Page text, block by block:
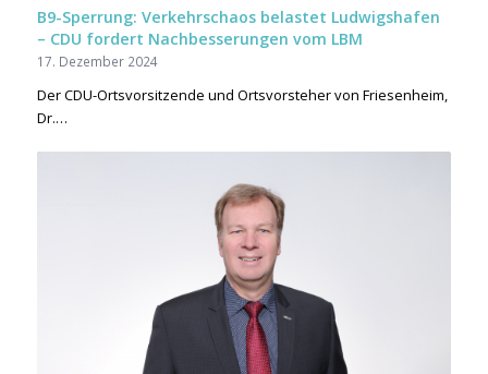
B9-Sperrung: Verkehrschaos belastet Ludwigshafen
– CDU fordert Nachbesserungen vom LBM
17. Dezember 2024
Der CDU-Ortsvorsitzende und Ortsvorsteher von Friesenheim,
Dr.…